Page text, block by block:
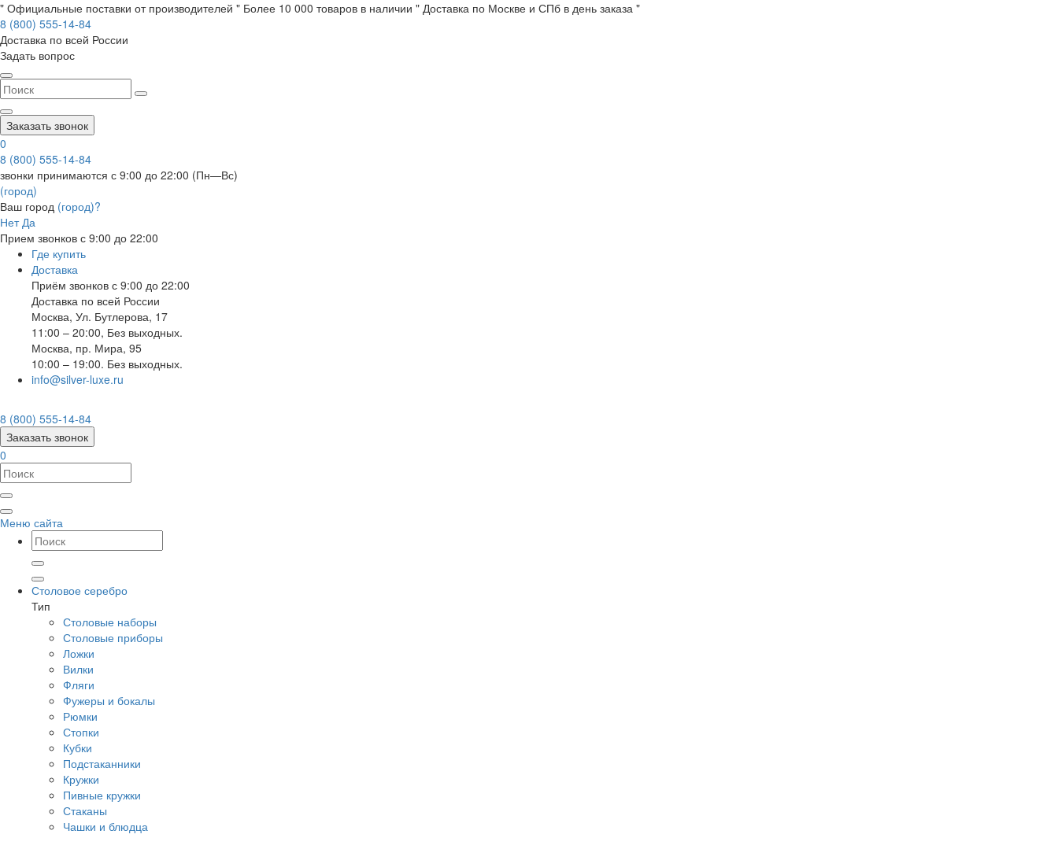
" Официальные поставки от производителей " Более 10 000 товаров в наличии " Доставка по Москве и СПб в день заказа "
8 (800) 555-14-84
Доставка по всей России
Задать вопрос
Заказать звонок
0
8 (800) 555-14-84
звонки принимаются с 9:00 до 22:00 (Пн—Вс)
(город)
Ваш город (город)?
Нет Да
Прием звонков с 9:00 до 22:00
Где купить
Доставка
Приём звонков с 9:00 до 22:00
Доставка по всей России
Москва, Ул. Бутлерова, 17
11:00 – 20:00, Без выходных.
Москва, пр. Мира, 95
10:00 – 19:00. Без выходных.
info@silver-luxe.ru
8 (800) 555-14-84
Заказать звонок
0
Меню сайта
Столовое серебро
Тип
Столовые наборы
Столовые приборы
Ложки
Вилки
Фляги
Фужеры и бокалы
Рюмки
Стопки
Кубки
Подстаканники
Кружки
Пивные кружки
Стаканы
Чашки и блюдца